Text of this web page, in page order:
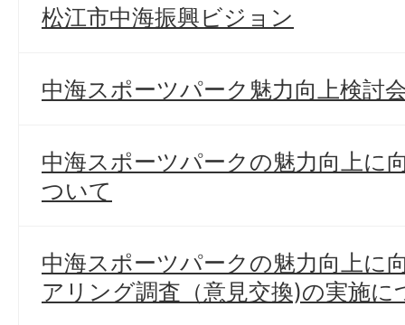
松江市中海振興ビジョン
中海スポーツパーク魅力向上検討
中海スポーツパークの魅力向上に
ついて
中海スポーツパークの魅力向上に
アリング調査（意見交換)の実施に